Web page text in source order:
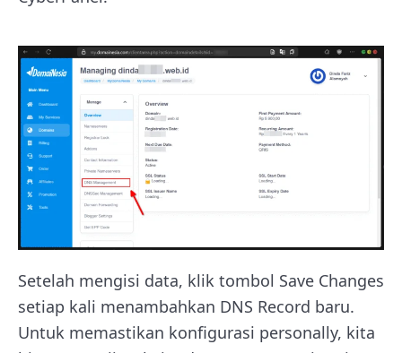
Setelah mengisi data, klik tombol Save Changes
setiap kali menambahkan DNS Record baru.
Untuk memastikan konfigurasi personally, kita